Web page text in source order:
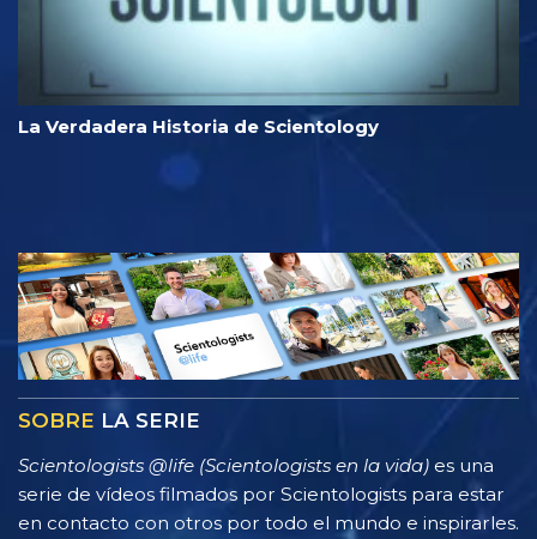
La Verdadera Historia de Scientology
SOBRE LA SERIE
Scientologists @life (Scientologists en la vida) es una
serie de vídeos filmados por Scientologists para estar
en contacto con otros por todo el mundo e inspirarles.